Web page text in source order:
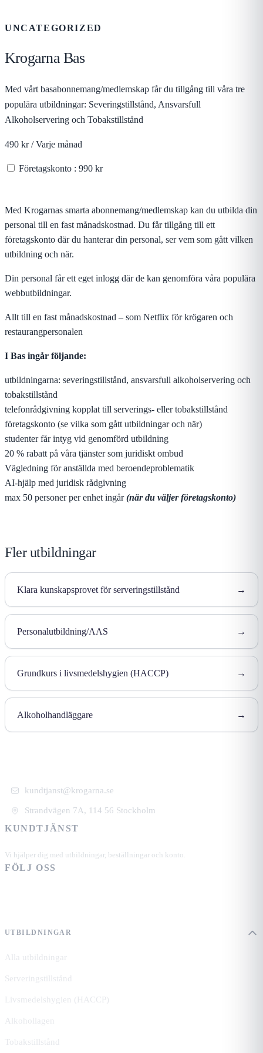
UNCATEGORIZED
Krogarna Bas
Med vårt basabonnemang/medlemskap får du tillgång till våra tre
populära utbildningar: Severingstillstånd, Ansvarsfull
Alkoholservering och Tobakstillstånd
490 kr / Varje månad
Företagskonto : 990 kr
Med Krogarnas smarta abonnemang/medlemskap kan du utbilda din
personal till en fast månadskostnad. Du får tillgång till ett
företagskonto där du hanterar din personal, ser vem som gått vilken
utbildning och när.
Din personal får ett eget inlogg där de kan genomföra våra populära
webbutbildningar.
Allt till en fast månadskostnad – som Netflix för krögaren och
restaurangpersonalen
I Bas ingår följande:
utbildningarna: severingstillstånd, ansvarsfull alkoholservering och
tobakstillstånd
telefonrådgivning kopplat till serverings- eller tobakstillstånd
företagskonto (se vilka som gått utbildningar och när)
studenter får intyg vid genomförd utbildning
20 % rabatt på våra tjänster som juridiskt ombud
Vägledning för anställda med beroendeproblematik
AI-hjälp med juridisk rådgivning
max 50 personer per enhet ingår(när du väljer företagskonto)
Fler utbildningar
Klara kunskapsprovet för serveringstillstånd →
Personalutbildning/AAS →
Grundkurs i livsmedelshygien (HACCP) →
Alkoholhandläggare →
kundtjanst@krogarna.se
Strandvägen 7A, 114 56 Stockholm
KUNDTJÄNST
Vi hjälper dig med utbildningar, beställningar och konto.
FÖLJ OSS
UTBILDNINGAR
Alla utbildningar
Serveringstillstånd
Livsmedelshygien (HACCP)
Alkohollagen
Tobakstillstånd